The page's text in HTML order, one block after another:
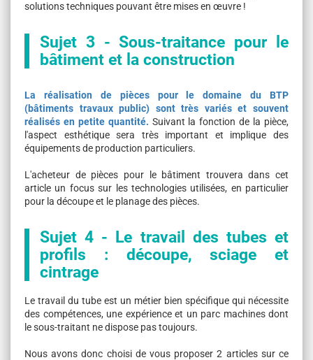
solutions techniques pouvant être mises en œuvre !
Sujet 3 - Sous-traitance pour le
bâtiment et la construction
La réalisation de pièces pour le domaine du BTP
(bâtiments travaux public) sont très variés et souvent
réalisés en petite quantité. Suivant la fonction de la pièce,
l'aspect esthétique sera très important et implique des
équipements de production particuliers.
L'acheteur de pièces pour le bâtiment trouvera dans cet
article un focus sur les technologies utilisées, en particulier
pour la découpe et le planage des pièces.
Sujet 4 - Le travail des tubes et
profils : découpe, sciage et
cintrage
Le travail du tube est un métier bien spécifique qui nécessite
des compétences, une expérience et un parc machines dont
le sous-traitant ne dispose pas toujours.
Nous avons donc choisi de vous proposer 2 articles sur ce